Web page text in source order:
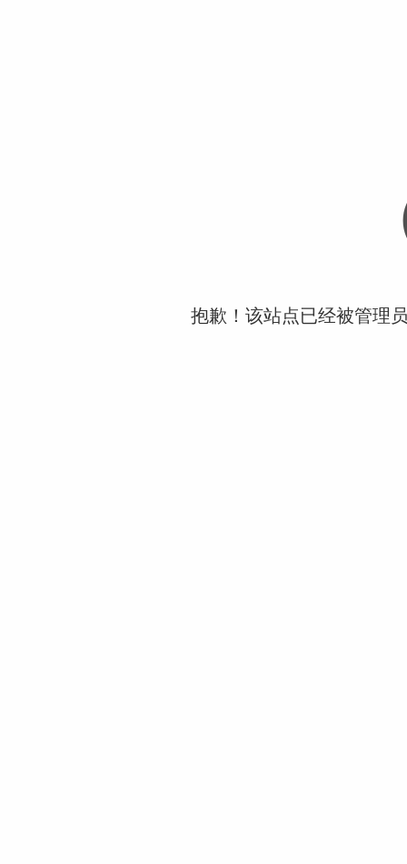
抱歉！该站点已经被管理